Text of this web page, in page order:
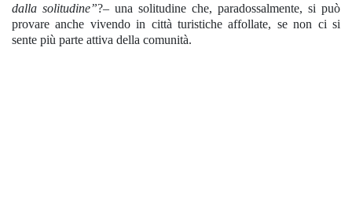
dalla solitudine”?– una solitudine che, paradossalmente, si può
provare anche vivendo in città turistiche affollate, se non ci si
sente più parte attiva della comunità.